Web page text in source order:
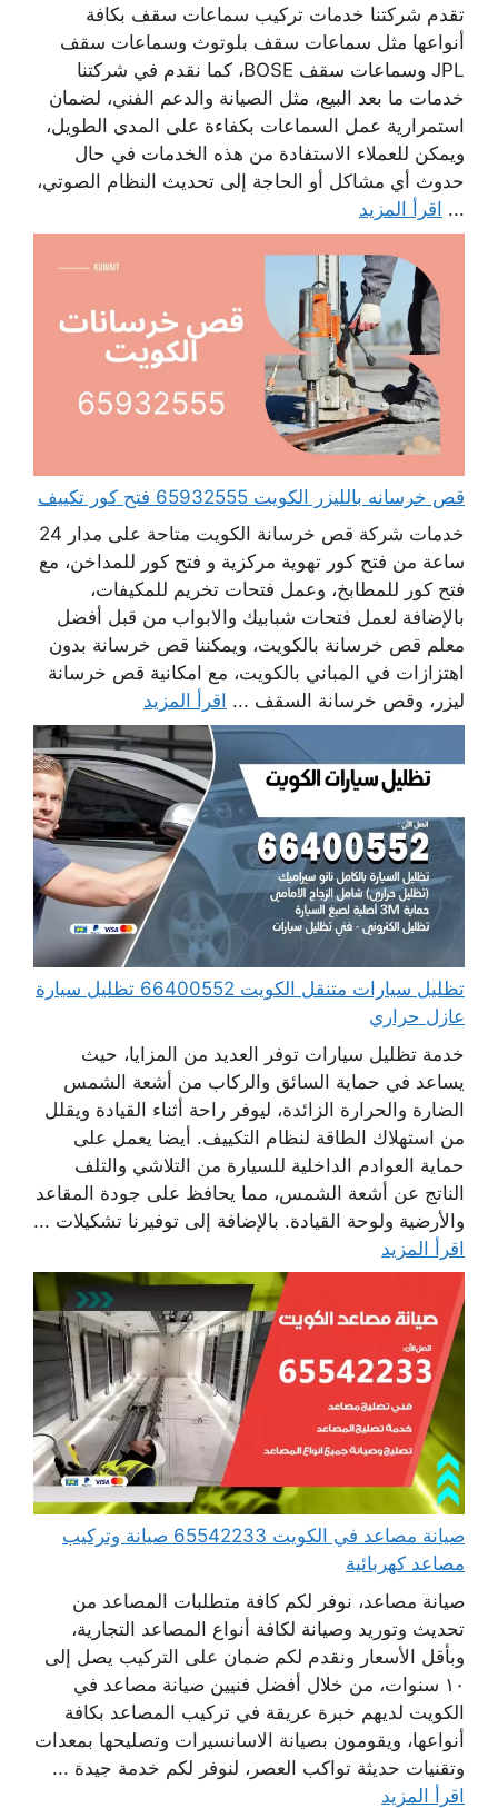
تقدم شركتنا خدمات تركيب سماعات سقف بكافة
أنواعها مثل سماعات سقف بلوتوث وسماعات سقف
JPL وسماعات سقف BOSE، كما نقدم في شركتنا
خدمات ما بعد البيع، مثل الصيانة والدعم الفني، لضمان
استمرارية عمل السماعات بكفاءة على المدى الطويل،
ويمكن للعملاء الاستفادة من هذه الخدمات في حال
حدوث أي مشاكل أو الحاجة إلى تحديث النظام الصوتي،
... اقرأ المزيد
قص خرسانه بالليزر الكويت 65932555 فتح كور تكييف
خدمات شركة قص خرسانة الكويت متاحة على مدار 24
ساعة من فتح كور تهوية مركزية و فتح كور للمداخن، مع
فتح كور للمطابخ، وعمل فتحات تخريم للمكيفات،
بالإضافة لعمل فتحات شبابيك والابواب من قبل أفضل
معلم قص خرسانة بالكويت، ويمكننا قص خرسانة بدون
اهتزازات في المباني بالكويت، مع امكانية قص خرسانة
ليزر، وقص خرسانة السقف ... اقرأ المزيد
تظليل سيارات متنقل الكويت 66400552 تظليل سيارة
عازل حراري
خدمة تظليل سيارات توفر العديد من المزايا، حيث
يساعد في حماية السائق والركاب من أشعة الشمس
الضارة والحرارة الزائدة، ليوفر راحة أثناء القيادة ويقلل
من استهلاك الطاقة لنظام التكييف. أيضا يعمل على
حماية العوادم الداخلية للسيارة من التلاشي والتلف
الناتج عن أشعة الشمس، مما يحافظ على جودة المقاعد
والأرضية ولوحة القيادة. بالإضافة إلى توفيرنا تشكيلات ...
اقرأ المزيد
صيانة مصاعد في الكويت 65542233 صيانة وتركيب
مصاعد كهربائية
صيانة مصاعد، نوفر لكم كافة متطلبات المصاعد من
تحديث وتوريد وصيانة لكافة أنواع المصاعد التجارية،
وبأقل الأسعار ونقدم لكم ضمان على التركيب يصل إلى
١٠ سنوات، من خلال أفضل فنيين صيانة مصاعد في
الكويت لديهم خبرة عريقة في تركيب المصاعد بكافة
أنواعها، ويقومون بصيانة الاسانسيرات وتصليحها بمعدات
وتقنيات حديثة تواكب العصر، لنوفر لكم خدمة جيدة ...
اقرأ المزيد